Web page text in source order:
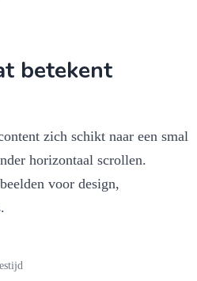
betekent
zich schikt naar een smal
horizontaal scrollen.
voor design,